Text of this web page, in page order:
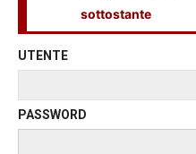
sottostante
UTENTE
PASSWORD